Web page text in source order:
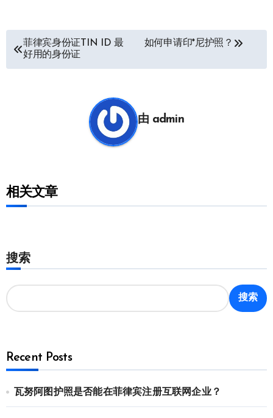
菲律宾身份证TIN ID 最
好用的身份证
如何申请印*尼护照？
由 admin
相关文章
搜索
搜索
Recent Posts
瓦努阿图护照是否能在菲律宾注册互联网企业？